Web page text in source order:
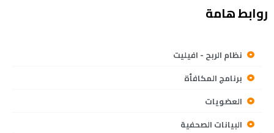
روابط هامة
نظام الربح - افيليت
برنامج المكافأة
العضويات
البيانات الصحفية